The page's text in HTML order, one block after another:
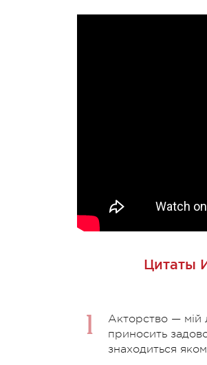
Цитаты
Акторство — мій
приносить
знаходиться